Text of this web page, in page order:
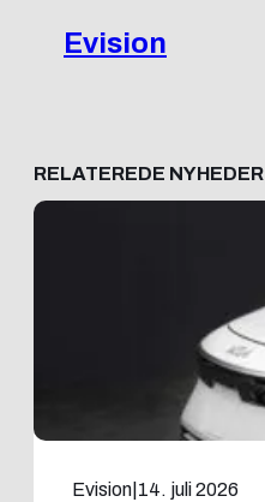
Evision
RELATEREDE NYHEDER
Evision 14. juli 2026